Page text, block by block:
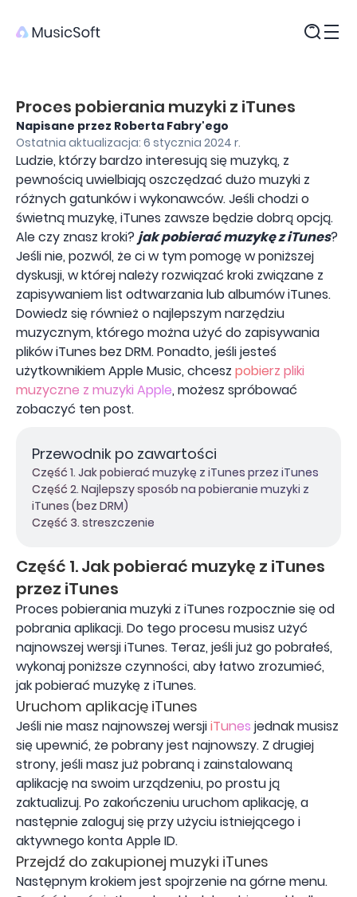
Proces pobierania muzyki z iTunes
Napisane przez Roberta Fabry'ego
Ostatnia aktualizacja: 6 stycznia 2024 r.
Ludzie, którzy bardzo interesują się muzyką, z
pewnością uwielbiają oszczędzać dużo muzyki z
różnych gatunków i wykonawców. Jeśli chodzi o
świetną muzykę, iTunes zawsze będzie dobrą opcją.
Ale czy znasz kroki?jak pobierać muzykę z iTunes?
Jeśli nie, pozwól, że ci w tym pomogę w poniższej
dyskusji, w której należy rozwiązać kroki związane z
zapisywaniem list odtwarzania lub albumów iTunes.
Dowiedz się również o najlepszym narzędziu
muzycznym, którego można użyć do zapisywania
plików iTunes bez DRM. Ponadto, jeśli jesteś
użytkownikiem Apple Music, chcesz pobierz pliki
muzyczne z muzyki Apple, możesz spróbować
zobaczyć ten post.
Przewodnik po zawartości
Część 1. Jak pobierać muzykę z iTunes przez iTunes
Część 2. Najlepszy sposób na pobieranie muzyki z
iTunes (bez DRM)
Część 3. streszczenie
Część 1. Jak pobierać muzykę z iTunes
przez iTunes
Proces pobierania muzyki z iTunes rozpocznie się od
pobrania aplikacji. Do tego procesu musisz użyć
najnowszej wersji iTunes. Teraz, jeśli już go pobrałeś,
wykonaj poniższe czynności, aby łatwo zrozumieć,
jak pobierać muzykę z iTunes.
Uruchom aplikację iTunes
Jeśli nie masz najnowszej wersjiiTunes jednak musisz
się upewnić, że pobrany jest najnowszy. Z drugiej
strony, jeśli masz już pobraną i zainstalowaną
aplikację na swoim urządzeniu, po prostu ją
zaktualizuj. Po zakończeniu uruchom aplikację, a
następnie zaloguj się przy użyciu istniejącego i
aktywnego konta Apple ID.
Przejdź do zakupionej muzyki iTunes
Następnym krokiem jest spojrzenie na górne menu.